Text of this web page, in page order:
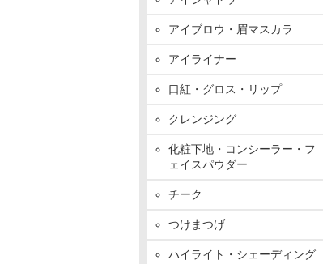
アイブロウ・眉マスカラ
アイライナー
口紅・グロス・リップ
クレンジング
化粧下地・コンシーラー・フ
ェイスパウダー
チーク
つけまつげ
ハイライト・シェーディング